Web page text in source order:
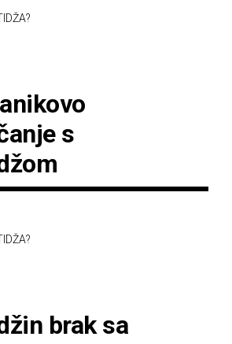
s
brak sa